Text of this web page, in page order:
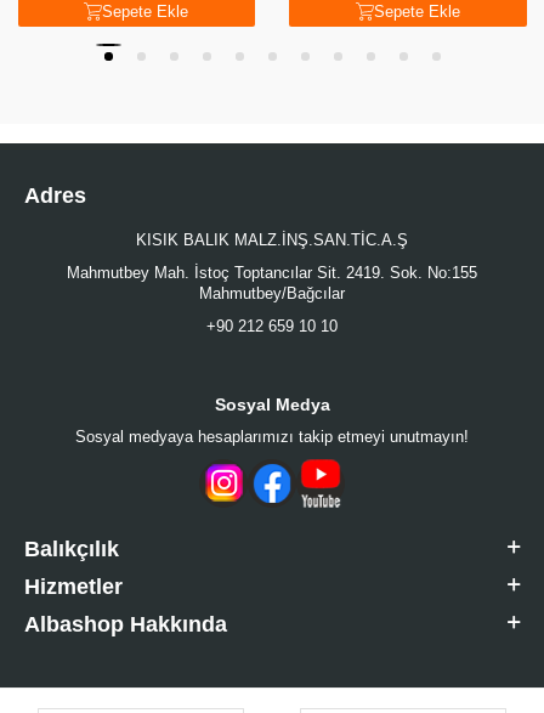
Sepete Ekle Sepete Ekle
Adres
KISIK BALIK MALZ.İNŞ.SAN.TİC.A.Ş
Mahmutbey Mah. İstoç Toptancılar Sit. 2419. Sok. No:155
Mahmutbey/Bağcılar
+90 212 659 10 10
Sosyal Medya
Sosyal medyaya hesaplarımızı takip etmeyi unutmayın!
Balıkçılık
Hizmetler
Albashop Hakkında